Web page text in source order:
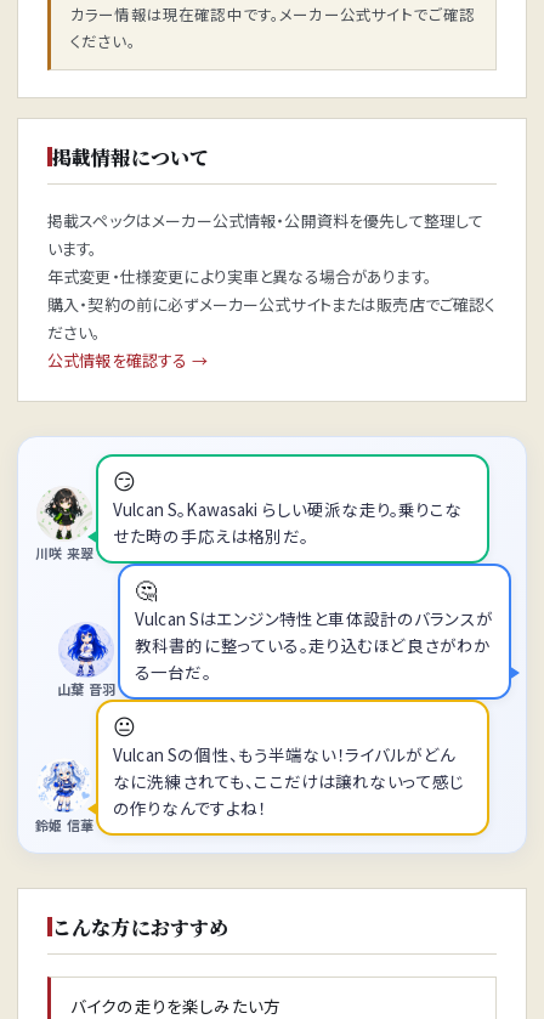
カラー情報は現在確認中です。メーカー公式サイトでご確認
ください。
掲載情報について
掲載スペックはメーカー公式情報・公開資料を優先して整理して
います。
年式変更・仕様変更により実車と異なる場合があります。
購入・契約の前に必ずメーカー公式サイトまたは販売店でご確認く
ださい。
公式情報を確認する →
川咲 来翠
😏
Vulcan S。Kawasaki らしい硬派な走り。乗りこな
せた時の手応えは格別だ。
🤔
Vulcan Sはエンジン特性と車体設計のバランスが
教科書的に整っている。走り込むほど良さがわか
る一台だ。
山葉 音羽
鈴姫 信華
😐
Vulcan Sの個性、もう半端ない！ライバルがどん
なに洗練されても、ここだけは譲れないって感じ
の作りなんですよね！
こんな方におすすめ
バイクの走りを楽しみたい方